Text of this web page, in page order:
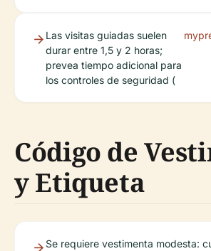
Las visitas guiadas suelen
durar entre 1,5 y 2 horas;
prevea tiempo adicional para
los controles de seguridad (
Código de
y Etiqueta
Se requiere vestimenta modesta: